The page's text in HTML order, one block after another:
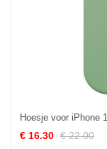
Hoesje voor iPhone
€ 16.30 € 22.00